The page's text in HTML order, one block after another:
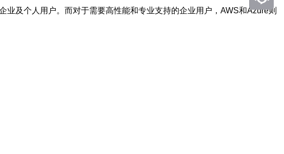
及个人用户。而对于需要高性能和专业支持的企业用户，AWS和Azure则